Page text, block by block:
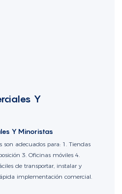
Y
Y Minoristas
son adecuados para: 1. Tiendas
3. Oficinas móviles 4.
de transportar, instalar y
implementación comercial.